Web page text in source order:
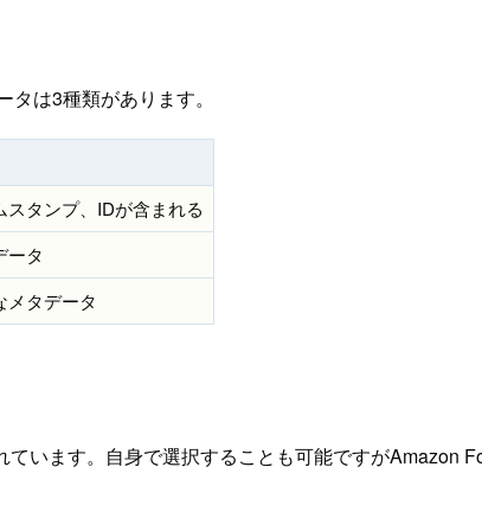
は3種類があります。
タンプ、IDが含まれる
ータ
メタデータ
います。自身で選択することも可能ですがAmazon